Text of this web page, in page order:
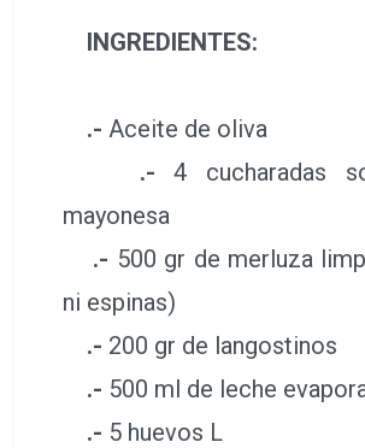
INGREDIENTES:
.- Aceite de oliva
.-4 cucharadas
mayonesa
.- 500 gr de merluza
ni espinas)
.- 200 gr de langostinos
.- 500 ml de leche
.- 5 huevos L